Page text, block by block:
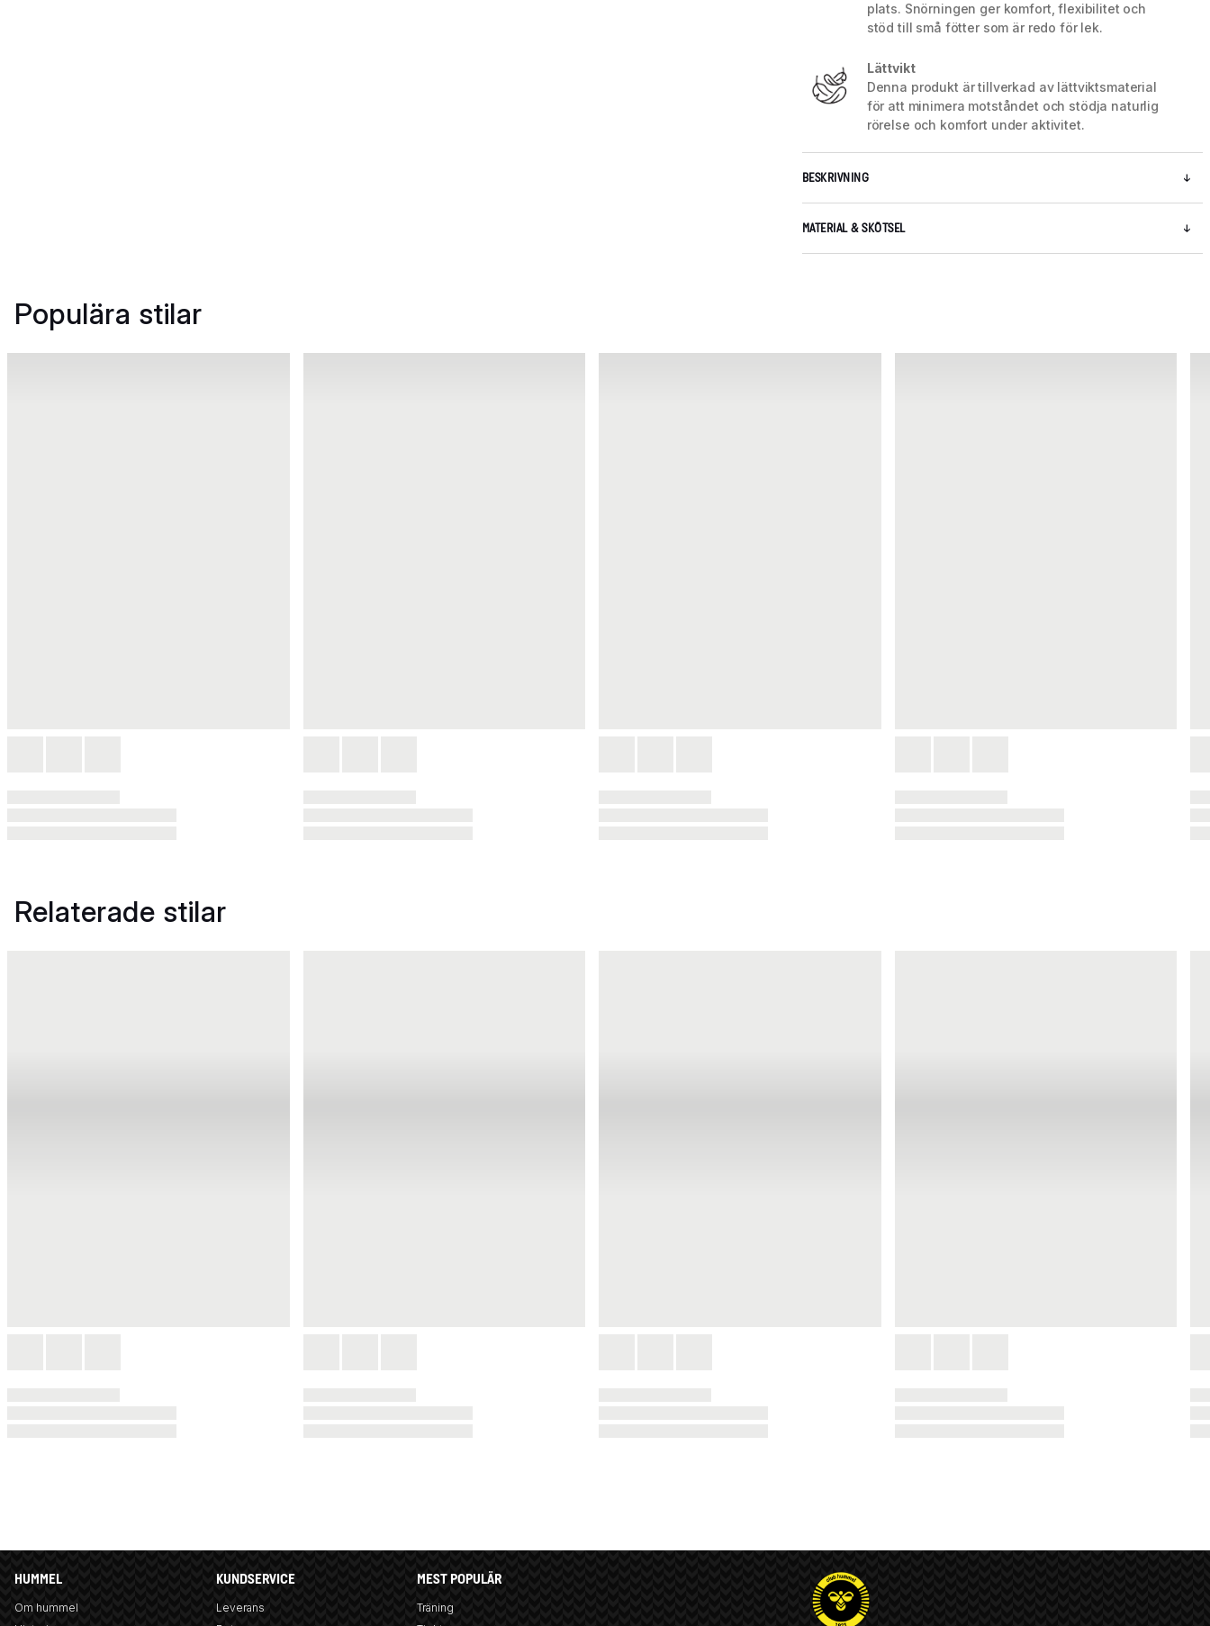
plats. Snörningen ger komfort, flexibilitet och
stöd till små fötter som är redo för lek.
Lättvikt
Denna produkt är tillverkad av lättviktsmaterial
för att minimera motståndet och stödja naturlig
rörelse och komfort under aktivitet.
BESKRIVNING
MATERIAL & SKÖTSEL
Populära stilar
Relaterade stilar
HUMMEL
Om hummel
KUNDSERVICE
Leverans
MEST POPULÄR
Träning